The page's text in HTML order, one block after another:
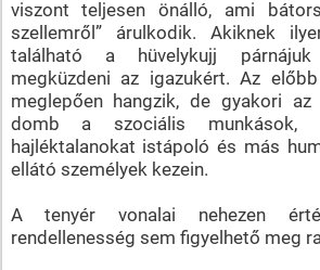
viszont teljesen önálló, ami
szellemről” árulkodik. Akiknek
található a hüvelykujj
megküzdeni az igazukért. Az
meglepően hangzik, de gyakori
domb a szociális munkások,
hajléktalanokat istápoló és más
ellátó személyek kezein.
A tenyér vonalai nehezen
rendellenesség sem figyelhető meg